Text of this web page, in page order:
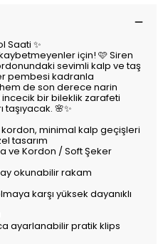
Saati ✨
için! 🩷 Siren
sevimli kalp ve taş
pembesi kadranla
de son derece narin
bir bileklik zarafeti
🌸✨
kordon, minimal kalp geçişleri
tasarım
ve Kordon / Soft Şeker
okunabilir rakam
karşı yüksek dayanıklı
ayarlanabilir pratik klips